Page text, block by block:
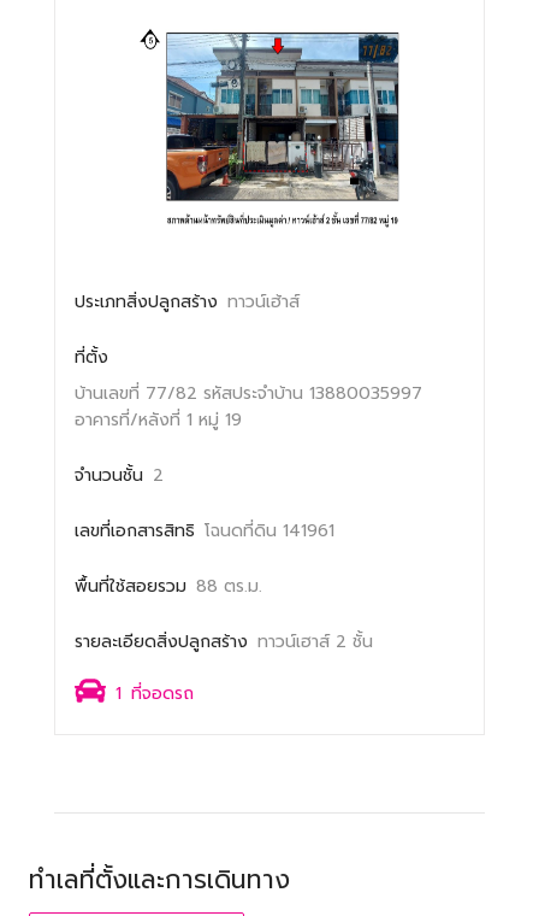
ประเภทสิ่งปลูกสร้าง ทาวน์เฮ้าส์
ที่ตั้ง
บ้านเลขที่ 77/82 รหัสประจำบ้าน 13880035997
อาคารที่/หลังที่ 1 หมู่ 19
จำนวนชั้น 2
เลขที่เอกสารสิทธิ โฉนดที่ดิน 141961
พื้นที่ใช้สอยรวม 88 ตร.ม.
รายละเอียดสิ่งปลูกสร้าง ทาวน์เฮาส์ 2 ชั้น
1 ที่จอดรถ
ทำเลที่ตั้งและการเดินทาง